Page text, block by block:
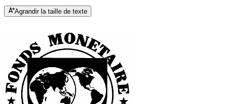
Agrandir la taille de texte